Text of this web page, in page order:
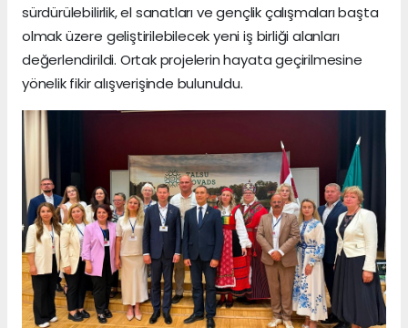
sürdürülebilirlik, el sanatları ve gençlik çalışmaları başta
olmak üzere geliştirilebilecek yeni iş birliği alanları
değerlendirildi. Ortak projelerin hayata geçirilmesine
yönelik fikir alışverişinde bulunuldu.